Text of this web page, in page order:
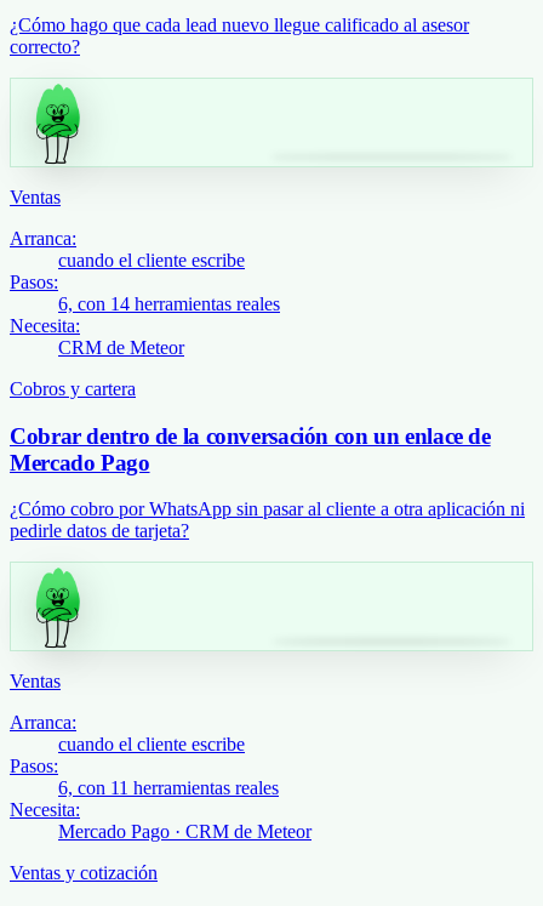
¿Cómo hago que cada lead nuevo llegue calificado al asesor
correcto?
Ventas
Arranca:
cuando el cliente escribe
Pasos:
6, con 14 herramientas reales
Necesita:
CRM de Meteor
Cobros y cartera
Cobrar dentro de la conversación con un enlace de
Mercado Pago
¿Cómo cobro por WhatsApp sin pasar al cliente a otra aplicación ni
pedirle datos de tarjeta?
Ventas
Arranca:
cuando el cliente escribe
Pasos:
6, con 11 herramientas reales
Necesita:
Mercado Pago · CRM de Meteor
Ventas y cotización